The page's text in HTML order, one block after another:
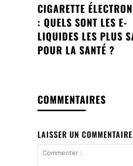
CIGARETTE
: QUELS SONT LES E-
LIQUIDES LES PLUS
POUR LA SANTÉ ?
COMMENTAIRES
LAISSER UN COMMENTAIRE